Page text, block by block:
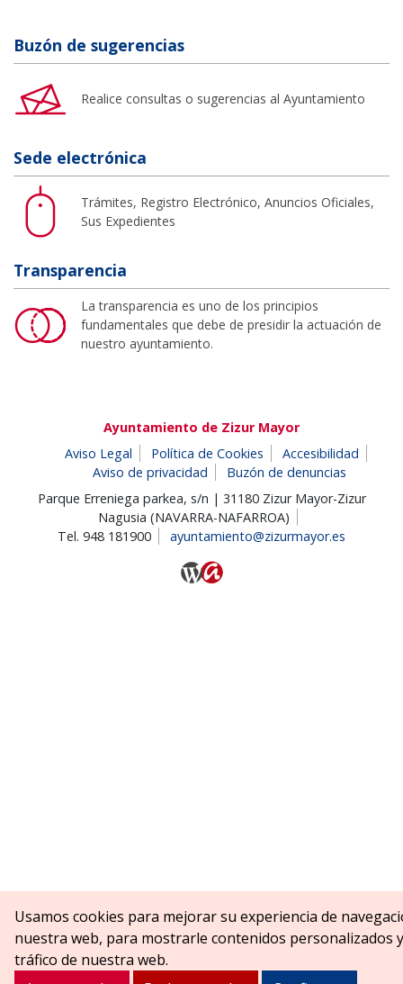
Buzón de sugerencias
Realice consultas o sugerencias al Ayuntamiento
Sede electrónica
Trámites, Registro Electrónico, Anuncios Oficiales,
Sus Expedientes
Transparencia
La transparencia es uno de los principios
fundamentales que debe de presidir la actuación de
nuestro ayuntamiento.
Ayuntamiento de Zizur Mayor
Aviso Legal
Política de Cookies
Accesibilidad
Aviso de privacidad
Buzón de denuncias
Parque Erreniega parkea, s/n | 31180 Zizur Mayor-Zizur
Nagusia (NAVARRA-NAFARROA)
Tel. 948 181900
ayuntamiento@zizurmayor.es
Usamos cookies para mejorar su experiencia de
nuestra web, para mostrarle contenidos personalizados
tráfico de nuestra web.